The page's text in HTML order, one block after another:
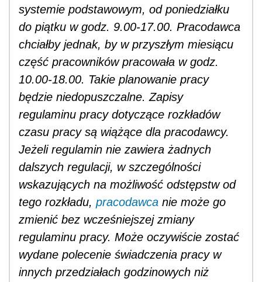
systemie podstawowym, od poniedziałku
do piątku w godz. 9.00-17.00. Pracodawca
chciałby jednak, by w przyszłym miesiącu
część pracowników pracowała w godz.
10.00-18.00. Takie planowanie pracy
będzie niedopuszczalne. Zapisy
regulaminu pracy dotyczące rozkładów
czasu pracy są wiążące dla pracodawcy.
Jeżeli regulamin nie zawiera żadnych
dalszych regulacji, w szczególności
wskazujących na możliwość odstępstw od
tego rozkładu, pracodawca nie może go
zmienić bez wcześniejszej zmiany
regulaminu pracy. Może oczywiście zostać
wydane polecenie świadczenia pracy w
innych przedziałach godzinowych niż